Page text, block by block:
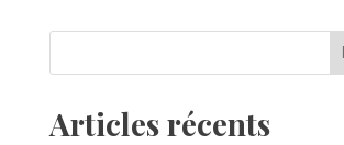
Articles récents